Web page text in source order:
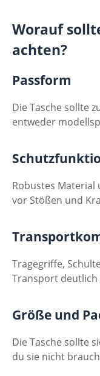
Worauf
achten?
Passform
Die Tasche sollte
entweder
Robustes Material
vor Stößen und
Tragegriffe,
Transport deutlich
Größe und
Die Tasche sollte
du sie nicht